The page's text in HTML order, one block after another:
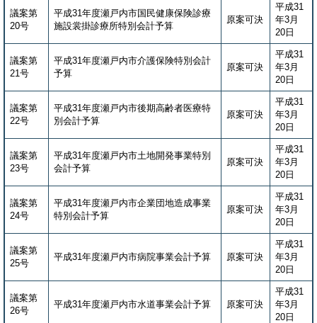
議案第
20号
平成31年度瀬戸内市国民健康保険診療
施設裳掛診療所特別会計予算
原案可決
平成31
年3月
20日
議案第
21号
平成31年度瀬戸内市介護保険特別会計
予算
原案可決
平成31
年3月
20日
議案第
22号
平成31年度瀬戸内市後期高齢者医療特
別会計予算
原案可決
平成31
年3月
20日
議案第
23号
平成31年度瀬戸内市土地開発事業特別
会計予算
原案可決
平成31
年3月
20日
議案第
24号
平成31年度瀬戸内市企業団地造成事業
特別会計予算
原案可決
平成31
年3月
20日
議案第
25号
平成31年度瀬戸内市病院事業会計予算 原案可決
平成31
年3月
20日
議案第
26号
平成31年度瀬戸内市水道事業会計予算 原案可決
平成31
年3月
20日